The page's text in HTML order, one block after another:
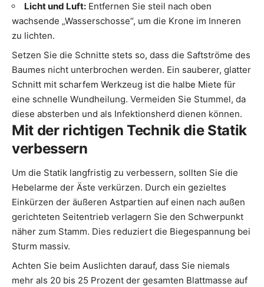
Licht und Luft: Entfernen Sie steil nach oben
wachsende „Wasserschosse“, um die Krone im Inneren
zu lichten.
Setzen Sie die Schnitte stets so, dass die Saftströme des
Baumes nicht unterbrochen werden. Ein sauberer, glatter
Schnitt mit scharfem Werkzeug ist die halbe Miete für
eine schnelle Wundheilung. Vermeiden Sie Stummel, da
diese absterben und als Infektionsherd dienen können.
Mit der richtigen Technik die Statik
verbessern
Um die Statik langfristig zu verbessern, sollten Sie die
Hebelarme der Äste verkürzen. Durch ein gezieltes
Einkürzen der äußeren Astpartien auf einen nach außen
gerichteten Seitentrieb verlagern Sie den Schwerpunkt
näher zum Stamm. Dies reduziert die Biegespannung bei
Sturm massiv.
Achten Sie beim Auslichten darauf, dass Sie niemals
mehr als 20 bis 25 Prozent der gesamten Blattmasse auf